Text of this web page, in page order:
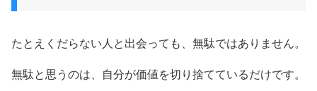
たとえくだらない人と出会っても、無駄ではありません。
無駄と思うのは、自分が価値を切り捨てているだけです。